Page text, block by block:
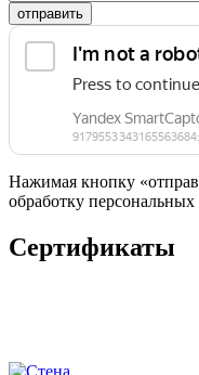
отправить
Нажимая кнопку
обработку
Сертификаты